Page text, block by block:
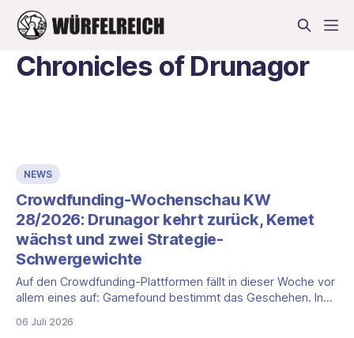
Chronicles of Drunagor
NEWS
Crowdfunding-Wochenschau KW
28/2026: Drunagor kehrt zurück, Kemet
wächst und zwei Strategie-
Schwergewichte
Auf den Crowdfunding-Plattformen fällt in dieser Woche vor
allem eines auf: Gamefound bestimmt das Geschehen. In
Ihnen vier laufende Kampagnen vor, die für Brettspielerinnen
06 Juli 2026